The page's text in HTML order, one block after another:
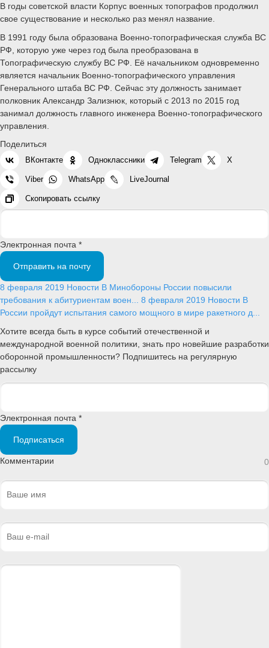
В годы советской власти Корпус военных топографов продолжил
свое существование и несколько раз менял название.
В 1991 году была образована Военно-топографическая служба ВС
РФ, которую уже через год была преобразована в
Топографическую службу ВС РФ. Её начальником одновременно
является начальник Военно-топографического управления
Генерального штаба ВС РФ. Сейчас эту должность занимает
полковник Александр Зализнюк, который с 2013 по 2015 год
занимал должность главного инженера Военно-топографического
управления.
Поделиться
ВКонтакте Одноклассники Telegram X
Viber WhatsApp LiveJournal
Скопировать ссылку
Электронная почта *
Отправить на почту
8 февраля 2019 Новости В Минобороны России повысили
требования к абитуриентам воен... 8 февраля 2019 Новости В
России пройдут испытания самого мощного в мире ракетного д...
Хотите всегда быть в курсе событий отечественной и
международной военной политики, знать про новейшие разработки
оборонной промышленности? Подпишитесь на регулярную
рассылку
Электронная почта *
Подписаться
Комментарии 0